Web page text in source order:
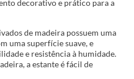
decorativo e prático para a
de madeira possuem uma
uma superfície suave, e
e resistência à humidade.
a estante é fácil de